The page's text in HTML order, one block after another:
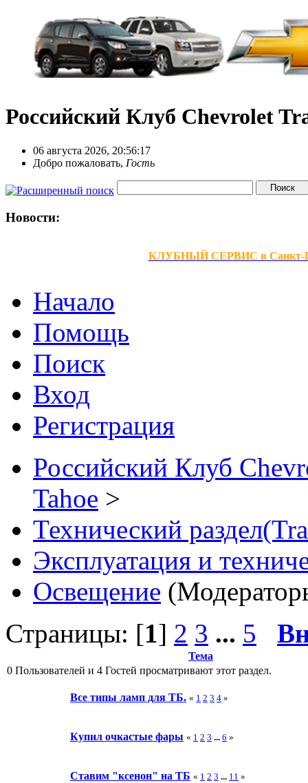
Российский Клуб Chevrolet
06 августа 2026, 20:56:17
Добро пожаловать, Гость
Новости:
КЛУБНЫЙ СЕРВИС в Санкт-
Начало
Помощь
Поиск
Вход
Регистрация
Российский Клуб
Tahoe >
Технический
Эксплуатация и
Освещение
Страницы: [1] 2 3 ... 5
Тема
0 Пользователей и 4 Гостей просматривают этот раздел.
Все типы ламп для ТБ. « 1 2 3 4 »
Купил очкастые фары « 1 2 3 ... 6 »
Ставим "ксенон" на ТБ « 1 2 3 ... 11 »